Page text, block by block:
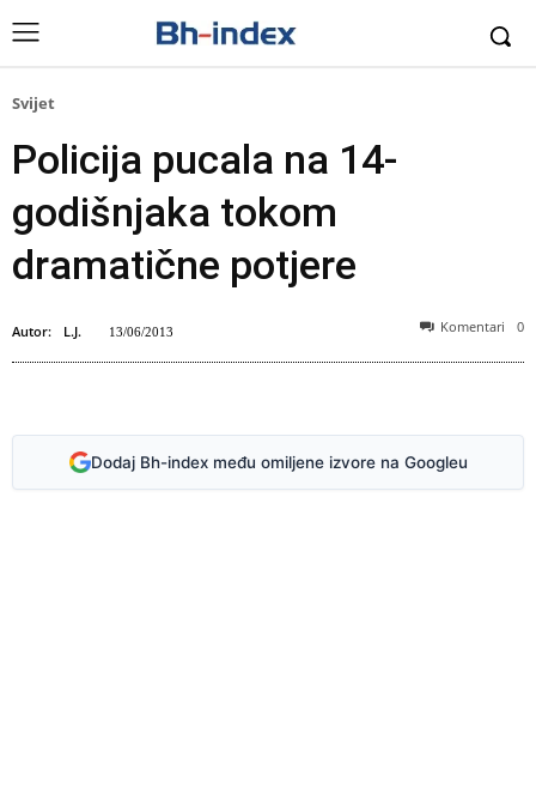
Svijet
Policija pucala na 14-
godišnjaka tokom
dramatične potjere
Autor: L.J. 13/06/2013 Komentari 0
Dodaj Bh-index među omiljene izvore na Googleu